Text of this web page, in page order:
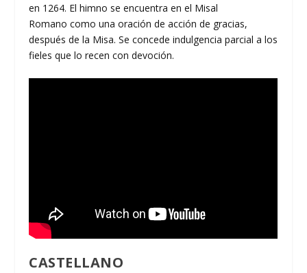
en 1264. El himno se encuentra en el Misal
Romano como una oración de acción de gracias,
después de la Misa. Se concede indulgencia parcial a los
fieles que lo recen con devoción.
CASTELLANO